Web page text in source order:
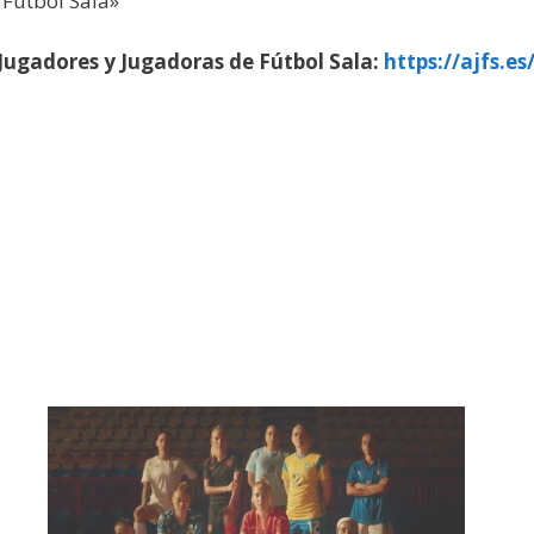
y Jugadoras de Fútbol Sala: https://